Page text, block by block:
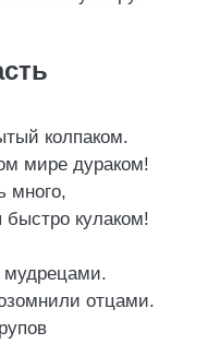
колпаком.
мире дураком!
много,
быстро кулаком!
отцами.